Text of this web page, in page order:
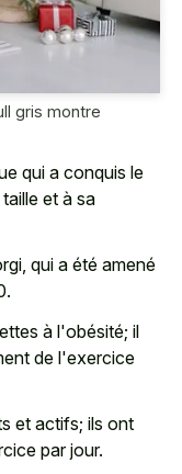
gris montre
qui a conquis le
et à sa
qui a été amené
à l'obésité; il
de l'exercice
et actifs; ils ont
par jour.